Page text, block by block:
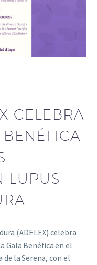
CELEBRA
LUPUS
(ADELEX) celebra
Gala Benéfica en el
de la Serena, con el